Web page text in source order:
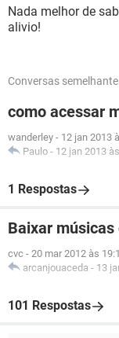
Nada melhor de
alivio!
Conversas
como acessar
wanderley - 12 jan 2013
Paulo - 12 jan 2013
1 Respostas
Baixar
cvc - 20 mar 2012 às
arcanjouaceda - 13
101 Respostas